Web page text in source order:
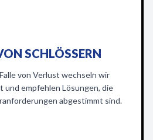
SCHLÖSSERN
von Verlust wechseln wir
und empfehlen Lösungen, die
abgestimmt sind.